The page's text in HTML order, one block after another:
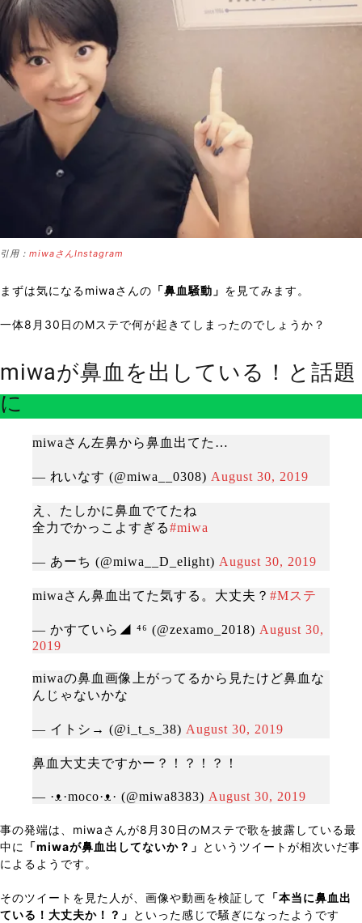
引用： miwaさんInstagram
まずは気になるmiwaさんの 「鼻血騒動」 を見てみます。
一体8月30日のMステで何が起きてしまったのでしょうか？
miwaが鼻血を出している！と話題
に
miwaさん左鼻から鼻血出てた…
— れいなす (@miwa__0308) August 30, 2019
え、たしかに鼻血でてたね
全力でかっこよすぎる#miwa
— あーち (@miwa__D_elight) August 30, 2019
miwaさん鼻血出てた気する。大丈夫？ #Mステ
— かすていら◢ ⁴⁶ (@zexamo_2018) August 30,
2019
miwaの鼻血画像上がってるから見たけど鼻血な
んじゃないかな
— イトシ→ (@i_t_s_38) August 30, 2019
鼻血大丈夫ですかー？！？！？！
— ·ᴥ·moco·ᴥ· (@miwa8383) August 30, 2019
事の発端は、miwaさんが8月30日のMステで歌を披露している最
中に
「miwaが鼻血出してないか？」 というツイートが相次いだ事
によるようです。
そのツイートを見た人が、画像や動画を検証して 「本当に鼻血出
ている！大丈夫か！？」 といった感じで騒ぎになったようです